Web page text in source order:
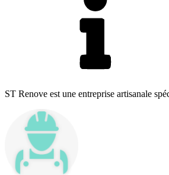
ST Renove est une entreprise artisanale